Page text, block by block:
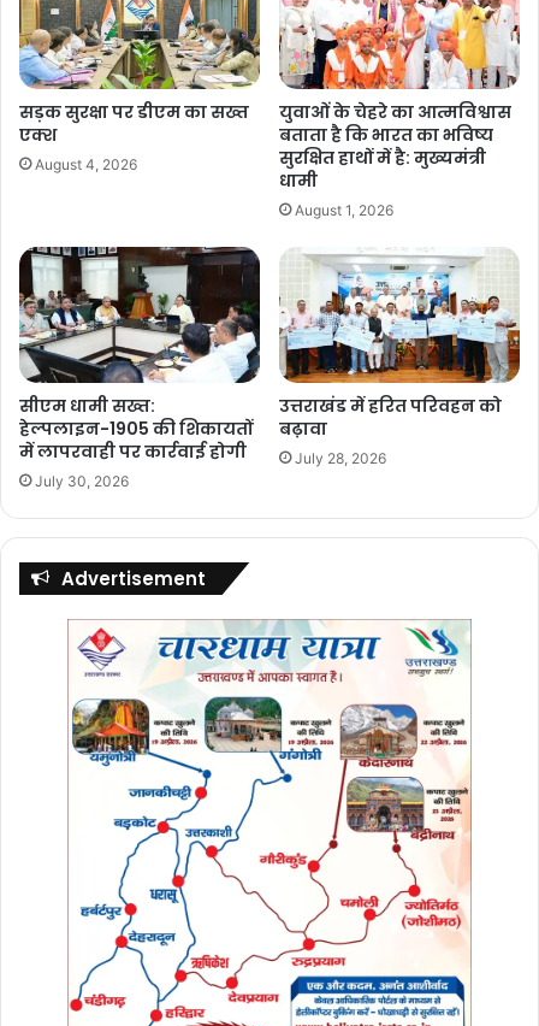
रही हैं। यह साफ बताता है की धामी सरकार में भ्रष्टाचार
अपने चरम पर है।
a
e
b
o
o
k
s
A
p
p
l
C
y
Li
n
k
S
h
ar
e
सड़क सुरक्षा पर डीएम का सख्त
एक्श
August 4, 2026
युवाओं के चेहरे का आत्मविश्वास
बताता है कि भारत का भविष्य
सुरक्षित हाथों में है: मुख्यमंत्री
धामी
August 1, 2026
सीएम धामी सख्त:
हेल्पलाइन-1905 की शिकायतों
में लापरवाही पर कार्रवाई होगी
July 30, 2026
उत्तराखंड में हरित परिवहन को
बढ़ावा
July 28, 2026
Advertisement